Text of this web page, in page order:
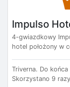
Impulso
4-gwiazdkowy
hotel położony w
Triverna. Do
Skorzystano 9